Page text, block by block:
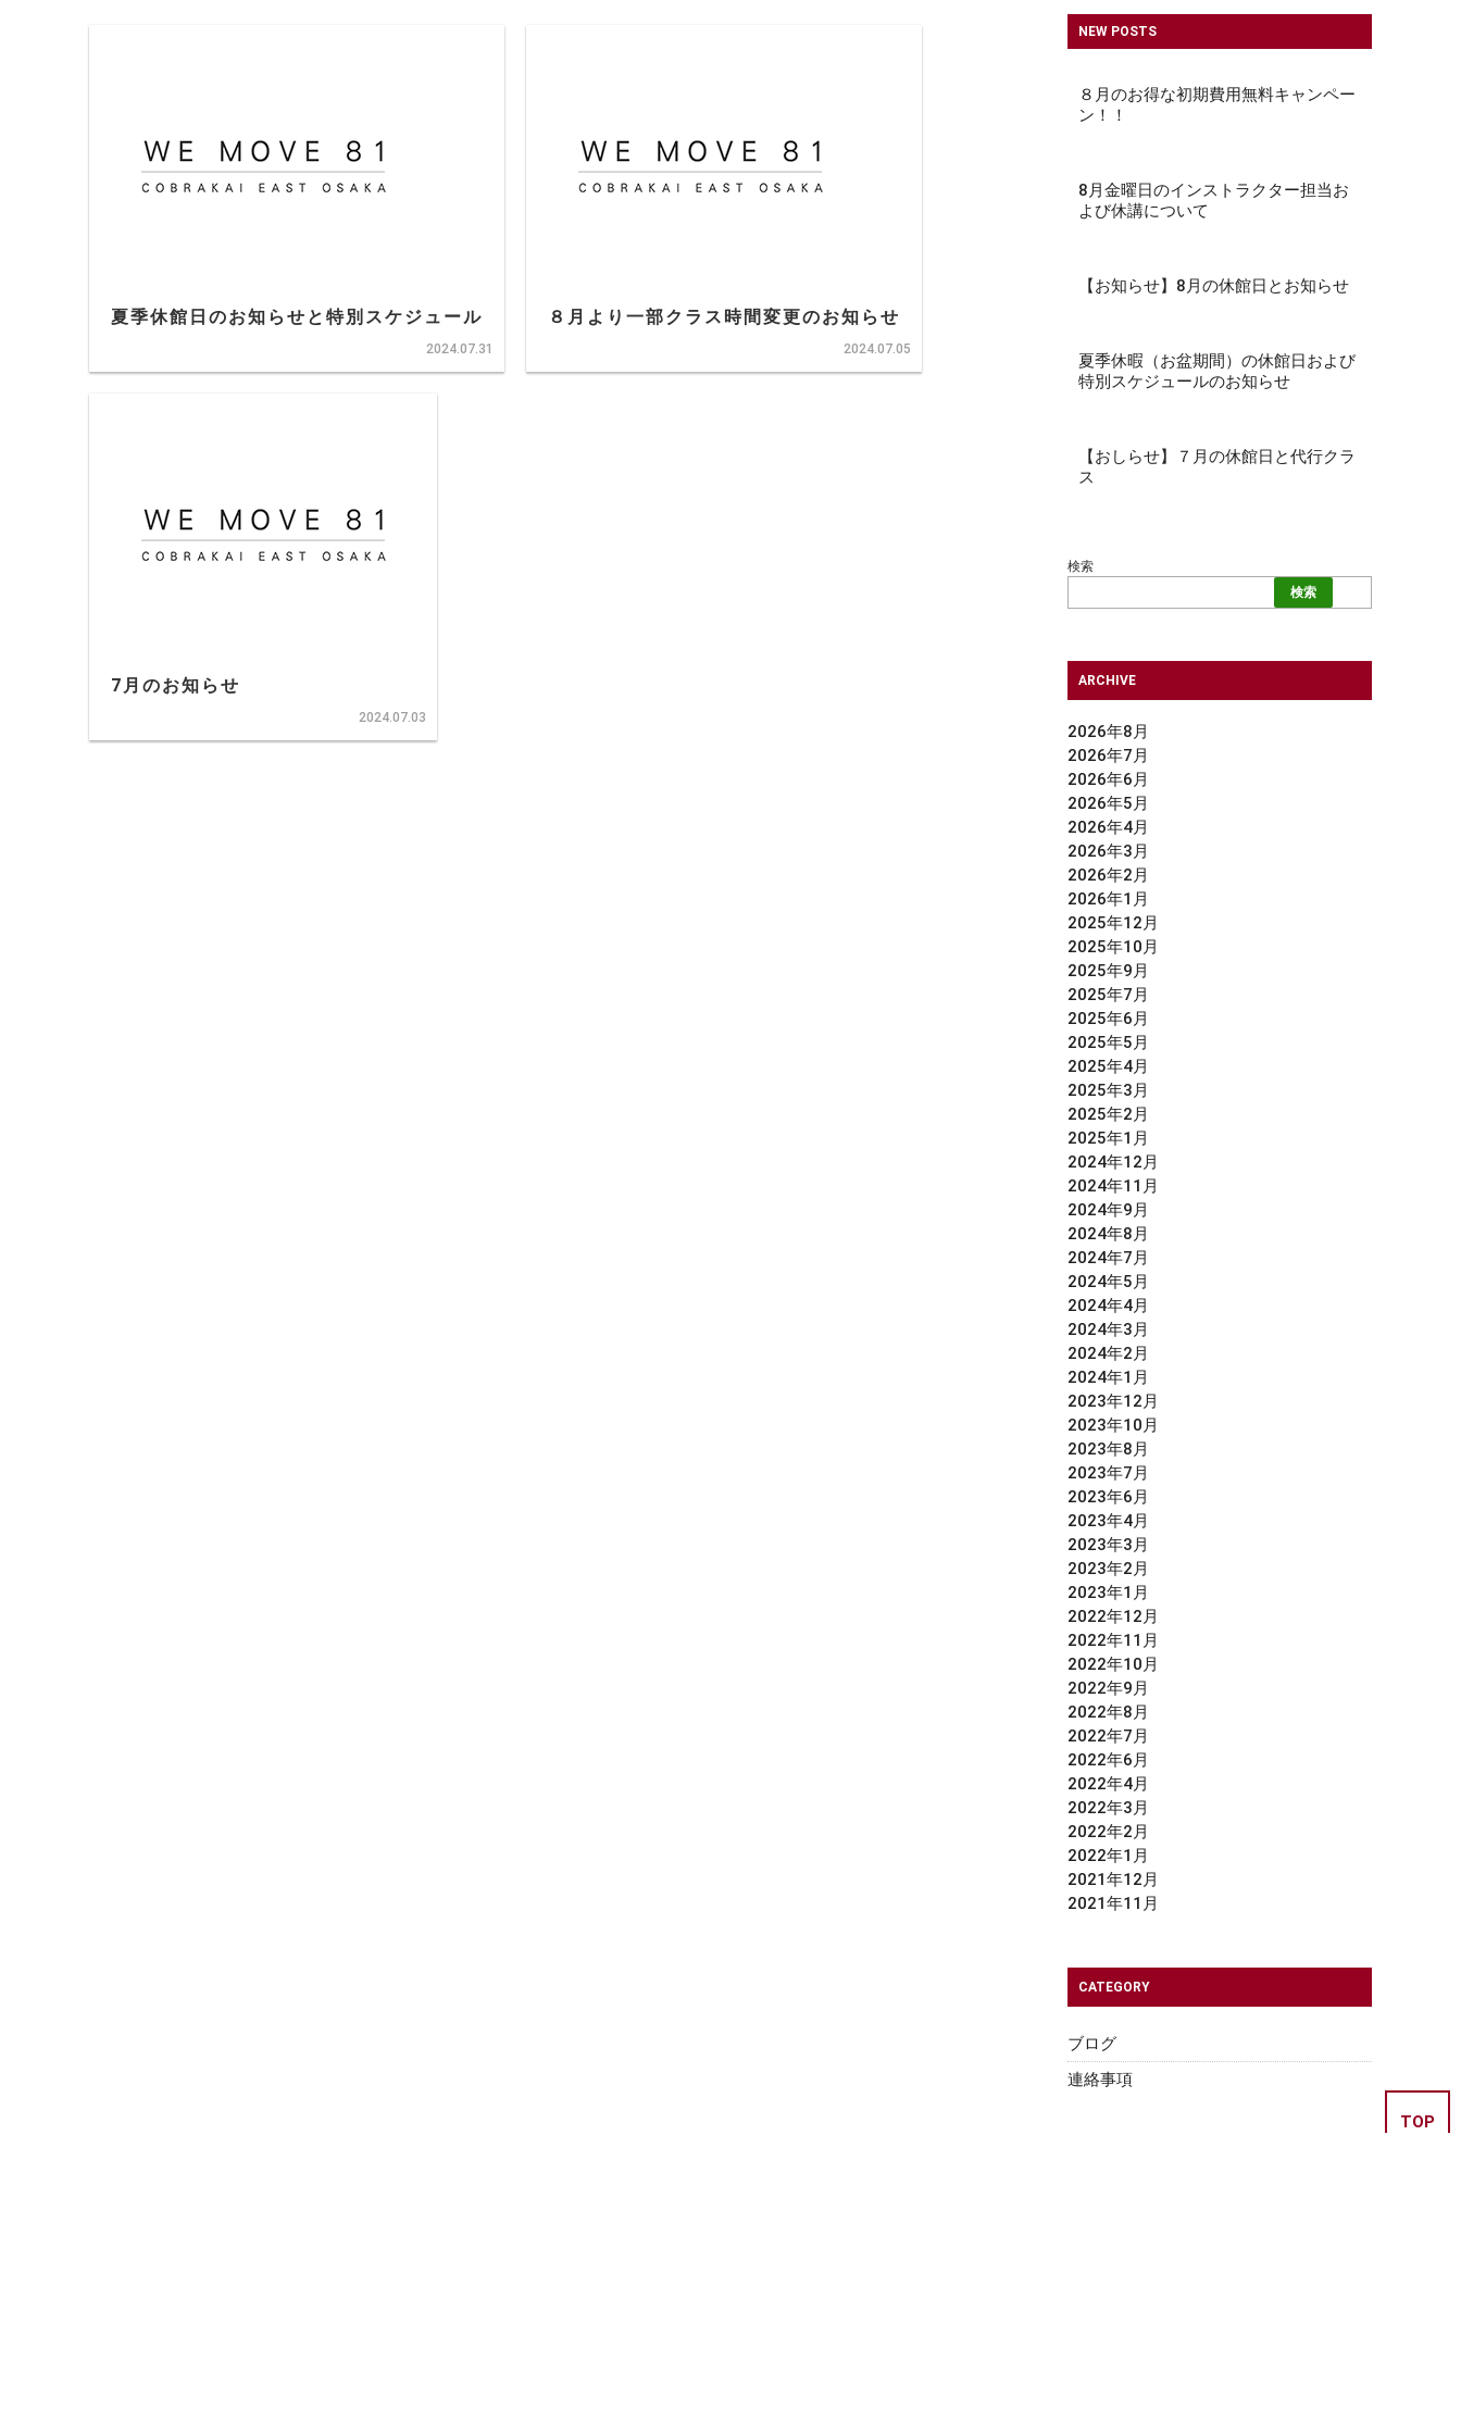
夏季休館日のお知らせと特別スケジュール
2024.07.31
８月より一部クラス時間変更のお知らせ
2024.07.05
7月のお知らせ
2024.07.03
NEW POSTS
８月のお得な初期費用無料キャンペー
ン！！
8月金曜日のインストラクター担当お
よび休講について
【お知らせ】8月の休館日とお知らせ
夏季休暇（お盆期間）の休館日および
特別スケジュールのお知らせ
【おしらせ】７月の休館日と代行クラ
ス
検索
検索
ARCHIVE
2026年8月
2026年7月
2026年6月
2026年5月
2026年4月
2026年3月
2026年2月
2026年1月
2025年12月
2025年10月
2025年9月
2025年7月
2025年6月
2025年5月
2025年4月
2025年3月
2025年2月
2025年1月
2024年12月
2024年11月
2024年9月
2024年8月
2024年7月
2024年5月
2024年4月
2024年3月
2024年2月
2024年1月
2023年12月
2023年10月
2023年8月
2023年7月
2023年6月
2023年4月
2023年3月
2023年2月
2023年1月
2022年12月
2022年11月
2022年10月
2022年9月
2022年8月
2022年7月
2022年6月
2022年4月
2022年3月
2022年2月
2022年1月
2021年12月
2021年11月
CATEGORY
ブログ
連絡事項
TOP